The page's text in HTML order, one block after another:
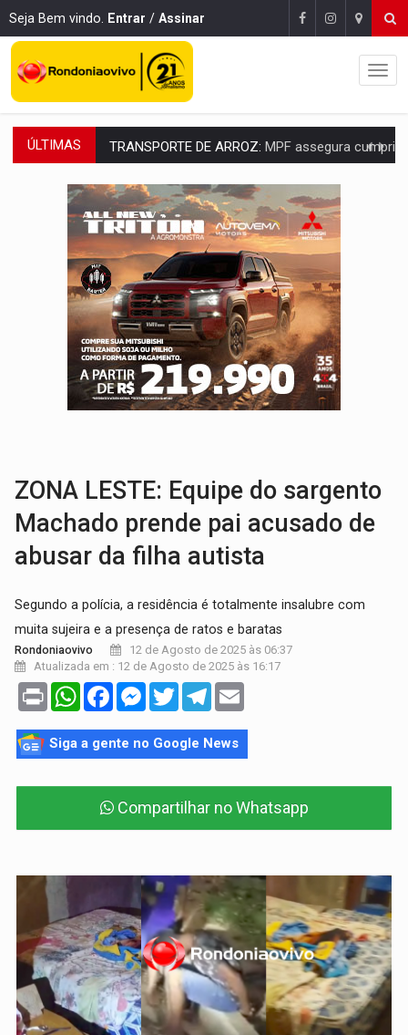
Seja Bem vindo. Entrar / Assinar
ÚLTIMAS TRANSPORTE DE ARROZ: MPF assegura cumprimento da legislação sobre transporte
DEEPFAKE:Sancionada lei contra violência sexual infantil na
COLEGIADO:Brasil e Rússia discutem energia nuclear, defesa e
URGENTE:Colisão entre caminhão e carro deixa quatro mortos e um em
ENCONTRO:Amazônia Negra ganha projeção nacional com participação de
PREVISÃO:Porto Velho tem chances de chuvas isoladas nesta
SINDICATOS UNIDOS:Assembleia Geral delibera greve da educação
PROCESSO SELETIVO:Rondoniaovivo abre oficina de Comunicação com
ZONA LESTE: Equipe do sargento
Machado prende pai acusado de
abusar da filha autista
Segundo a polícia, a residência é totalmente insalubre com
muita sujeira e a presença de ratos e baratas
Rondoniaovivo
12 de Agosto de 2025 às 06:37
Atualizada em : 12 de Agosto de 2025 às 16:17
Print WhatsAppFacebookMessenger
TwitterTelegram
Siga a gente no Google News
Compartilhar no Whatsapp